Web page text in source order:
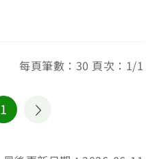
每頁筆數：30 頁次：1/1
1